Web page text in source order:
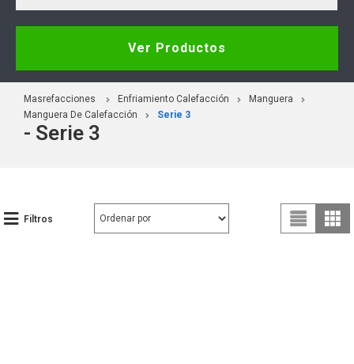
Ver Productos
Masrefacciones Enfriamiento Calefacción
Manguera
Manguera De Calefacción
Serie 3
- Serie 3
Filtros